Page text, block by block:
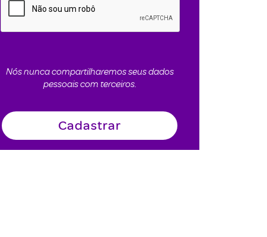
Nós nunca compartilharemos seus dados
pessoais com terceiros.